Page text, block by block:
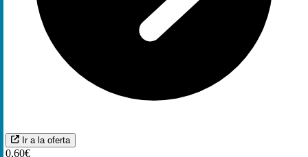
Ir a la oferta
0,60€